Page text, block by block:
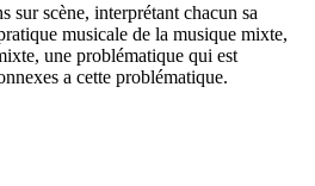
sur scène, interprétant chacun sa
musicale de la musique mixte,
une problématique qui est
a cette problématique.